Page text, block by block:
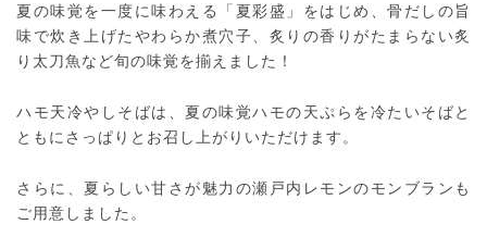
夏の味覚を一度に味わえる「夏彩盛」をはじめ、骨だしの旨
味で炊き上げたやわらか煮穴子、炙りの香りがたまらない炙
り太刀魚など旬の味覚を揃えました！
ハモ天冷やしそばは、夏の味覚ハモの天ぷらを冷たいそばと
ともにさっぱりとお召し上がりいただけます。
さらに、夏らしい甘さが魅力の瀬戸内レモンのモンブランも
ご用意しました。